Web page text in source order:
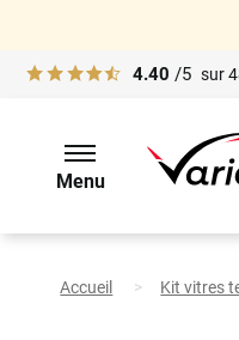
4.40 /5 sur
Menu
Accueil Kit vitres
de